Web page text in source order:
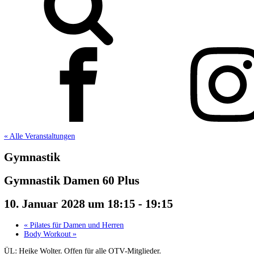
« Alle Veranstaltungen
Gymnastik
Gymnastik Damen 60 Plus
10. Januar 2028 um 18:15 - 19:15
« Pilates für Damen und Herren
Body Workout »
ÜL: Heike Wolter. Offen für alle OTV-Mitglieder.